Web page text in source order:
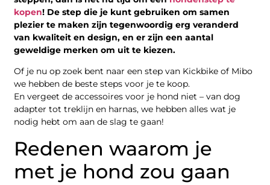
kopen! De step die je kunt gebruiken om samen
plezier te maken zijn tegenwoordig erg veranderd
van kwaliteit en design, en er zijn een aantal
geweldige merken om uit te kiezen.
Of je nu op zoek bent naar een step van Kickbike of Mibo
we hebben de beste steps voor je te koop.
En vergeet de accessoires voor je hond niet – van dog
adapter tot treklijn en harnas, we hebben alles wat je
nodig hebt om aan de slag te gaan!
Redenen waarom je
met je hond zou gaan